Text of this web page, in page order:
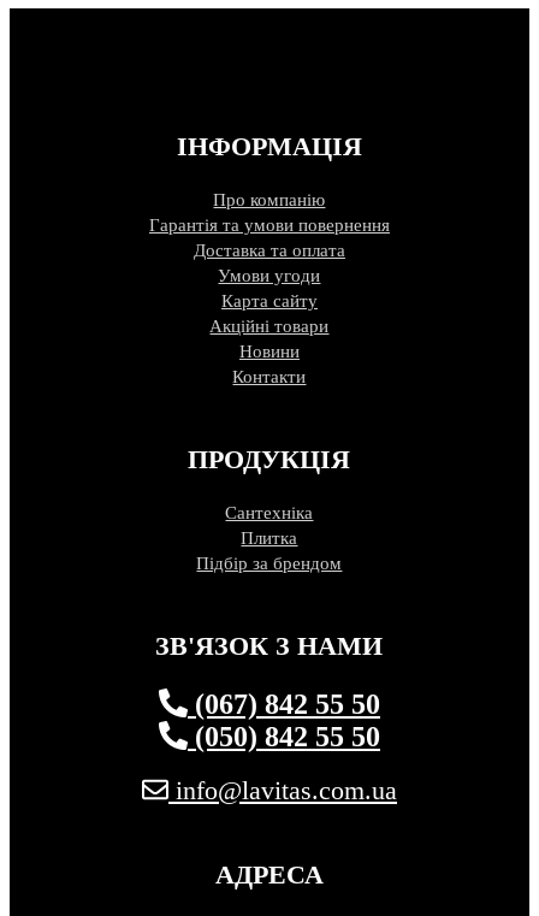
ІНФОРМАЦІЯ
Про компанію
Гарантія та умови повернення
Доставка та оплата
Умови угоди
Карта сайту
Акційні товари
Новини
Контакти
ПРОДУКЦІЯ
Сантехніка
Плитка
Підбір за брендом
ЗВ'ЯЗОК З НАМИ
(067) 842 55 50
(050) 842 55 50
info@lavitas.com.ua
АДРЕСА